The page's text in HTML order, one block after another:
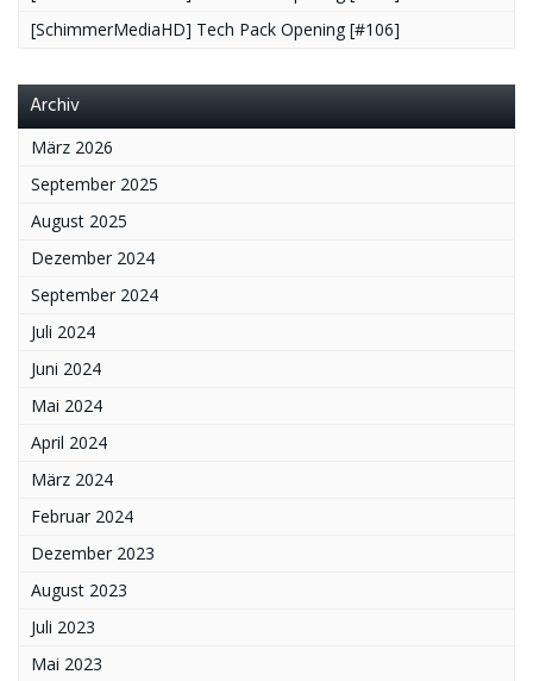
[SchimmerMediaHD] Tech Pack Opening [#106]
Archiv
März 2026
September 2025
August 2025
Dezember 2024
September 2024
Juli 2024
Juni 2024
Mai 2024
April 2024
März 2024
Februar 2024
Dezember 2023
August 2023
Juli 2023
Mai 2023